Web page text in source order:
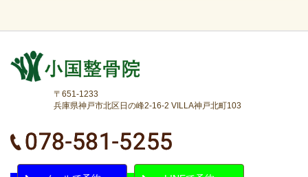
〒651-1233
兵庫県神戸市北区日の峰2-16-2 VILLA神戸北町103